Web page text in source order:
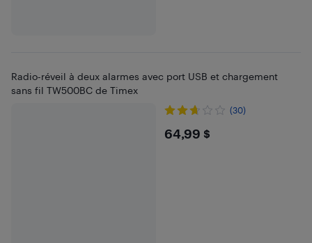
Radio-réveil à deux alarmes avec port USB et chargement
sans fil TW500BC de Timex
(30)
$64.99
64,99 $